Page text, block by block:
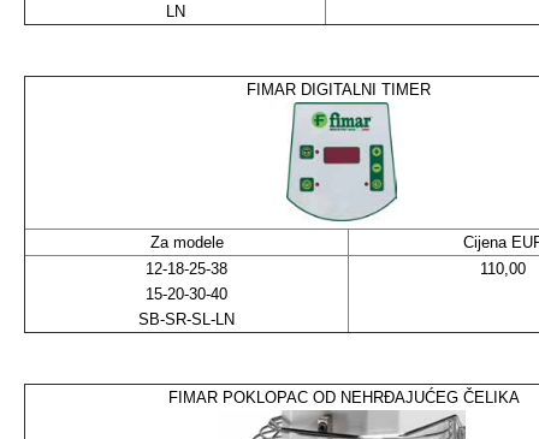
LN
FIMAR DIGITALNI TIMER
Za modele
Cijena
12-18-25-38
15-20-30-40
SB-SR-SL-LN
110,00
FIMAR POKLOPAC OD NEHRĐAJUĆEG ČELIKA